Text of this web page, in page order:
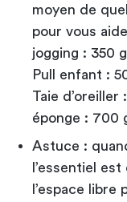
moyen de
pour vous
jogging : 350
Pull enfant :
Taie
éponge : 700
Astuce :
l’essentiel
l’espace libre